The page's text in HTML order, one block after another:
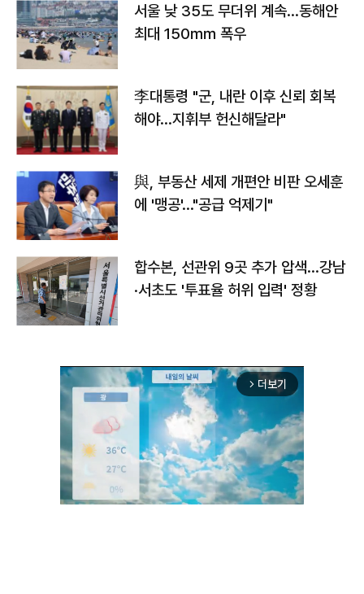
서울 낮 35도 무더위 계속…동해안
최대 150㎜ 폭우
李대통령 "군, 내란 이후 신뢰 회복
해야…지휘부 헌신해달라"
與, 부동산 세제 개편안 비판 오세훈
에 '맹공'…"공급 억제기"
합수본, 선관위 9곳 추가 압색…강남
·서초도 '투표율 허위 입력' 정황
arrow_forward_ios 더보기